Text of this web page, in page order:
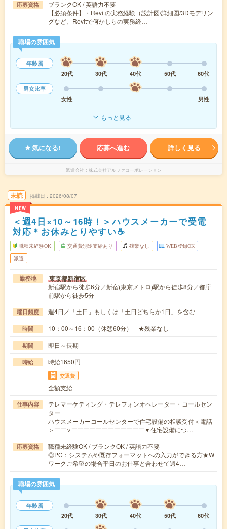
応募資格
ブランクOK / 英語力不要
【必須条件】・Revitの実務経験（設計図/詳細図/3Dモデリン
グなど、Revitで何かしらの実務経…
職場の雰囲気
年齢層
20代
30代 40代 50代
60代
男女比率
女性
男性
もっと見る
気になる! 応募へ進む 詳しく見る
派遣会社 株式会社アルファコーポレーション
未読
NEW
掲載日 2026/08/07
＜週4日×10～16時！＞ハウスメーカーで受電
対応＊お休みとりやすい☕
職種未経験OK 交通費別途支給あり 残業なし WEB登録OK
派遣
勤務地 東京都新宿区
新宿駅から徒歩6分／新宿(東京メトロ)駅から徒歩8分／都庁
前駅から徒歩5分
曜日頻度 週4日／「土日」もしくは「土日どちらか1日」を含む
時間 10：00～16：00（休憩60分） ★残業なし
期間 即日～長期
時給 時給1650円
交通費
全額支給
仕事内容
テレマーケティング・テレフォンオペレーター・コールセン
ター
ハウスメーカーコールセンターで住宅設備の相談受付＜電話
＞￣￣∨￣￣￣￣￣￣￣￣￣￣￣￣▼住宅設備につ…
応募資格
職種未経験OK / ブランクOK / 英語力不要
◎PC：システムや既存フォーマットへの入力ができる方★W
ワークご希望の場合平日のお仕事と合わせて週4…
職場の雰囲気
年齢層
20代
30代 40代 50代
60代